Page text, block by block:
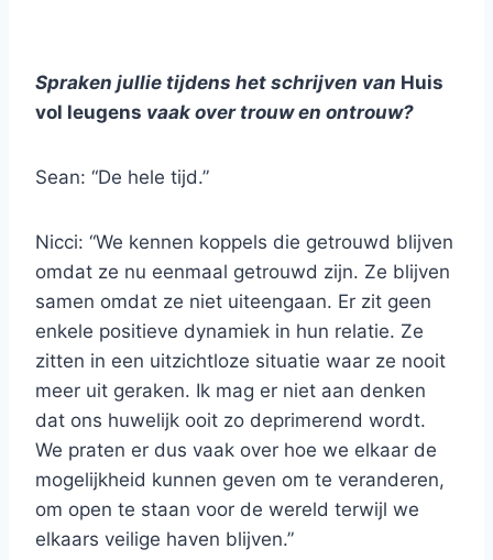
Spraken jullie tijdens het schrijven van Huis
vol leugens vaak over trouw en ontrouw?
Sean: “De hele tijd.”
Nicci: “We kennen koppels die getrouwd blijven
omdat ze nu eenmaal getrouwd zijn. Ze blijven
samen omdat ze niet uiteengaan. Er zit geen
enkele positieve dynamiek in hun relatie. Ze
zitten in een uitzichtloze situatie waar ze nooit
meer uit geraken. Ik mag er niet aan denken
dat ons huwelijk ooit zo deprimerend wordt.
We praten er dus vaak over hoe we elkaar de
mogelijkheid kunnen geven om te veranderen,
om open te staan voor de wereld terwijl we
elkaars veilige haven blijven.”